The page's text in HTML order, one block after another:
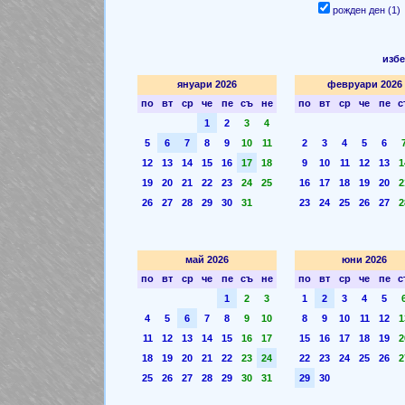
рожден ден
януари 2026
по
вт ср че пе съ
не
1
2 3
4
5
6 7 8 9 10
11
12
13 14 15 16 17
18
19
20 21 22 23 24
25
26
27 28 29 30 31
февруари 2026
по
вт ср че пе
2 3 4 5 6
9
10 11 12 13
16
17 18 19 20
23
24 25 26 27
май 2026
по
вт ср че пе съ
не
1
2
3
4
5 6 7 8 9
10
11
12 13 14 15 16
17
18
19 20 21 22 23
24
25
26 27 28 29 30 31
юни 2026
по
вт ср че пе
1
2 3 4 5
8
9 10 11 12
15
16 17 18 19
22
23 24 25 26
29
30